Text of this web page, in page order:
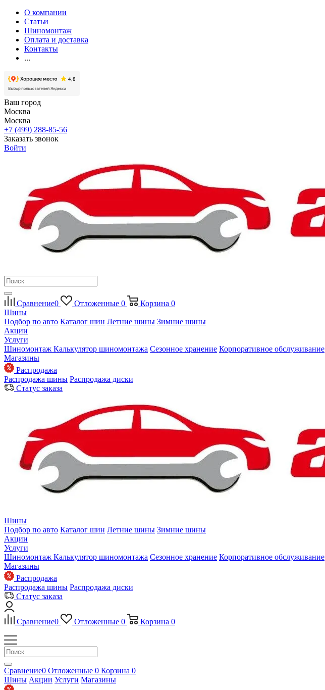
О компании
Статьи
Шиномонтаж
Оплата и доставка
Контакты
...
Ваш город
Москва
Москва
+7 (499) 288-85-56
Заказать звонок
Войти
Сравнение0 Отложенные 0 Корзина 0
Шины
Подбор по авто Каталог шин Летние шины Зимние шины
Акции
Услуги
Шиномонтаж Калькулятор шиномонтажа Сезонное хранение Корпоративное обслуживание
Магазины
Распродажа
Распродажа шины Распродажа диски
Статус заказа
Шины
Подбор по авто Каталог шин Летние шины Зимние шины
Акции
Услуги
Шиномонтаж Калькулятор шиномонтажа Сезонное хранение Корпоративное обслуживание
Магазины
Распродажа
Распродажа шины Распродажа диски
Статус заказа
Сравнение0 Отложенные 0 Корзина 0
Сравнение0 Отложенные 0 Корзина 0
Шины Акции Услуги Магазины